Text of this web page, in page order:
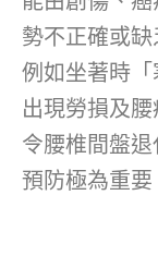
勢不正確或
例如坐著時
出現勞損及
令腰椎間盤
預防極為重要